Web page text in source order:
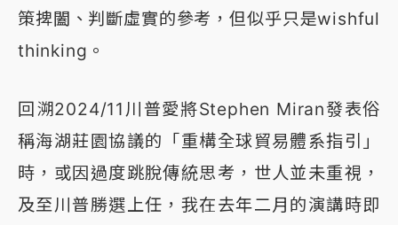
策捭闔、判斷虛實的參考，但似乎只是wishful
thinking。
回溯2024/11川普愛將Stephen Miran發表俗
稱海湖莊園協議的「重構全球貿易體系指引」
時，或因過度跳脫傳統思考，世人並未重視，
及至川普勝選上任，我在去年二月的演講時即